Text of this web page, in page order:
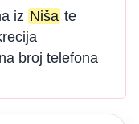
iz Niša te
broj telefona